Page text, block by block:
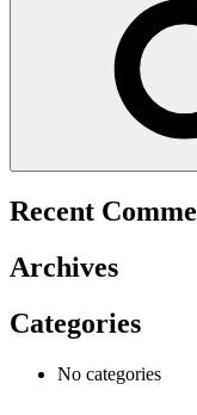
Recent
Archives
Categories
No categories